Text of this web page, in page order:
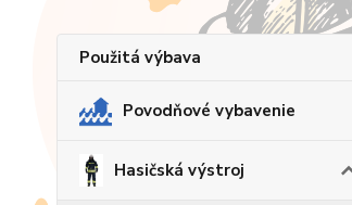
Použitá výbava
Povodňové vybavenie
Hasičská výstroj